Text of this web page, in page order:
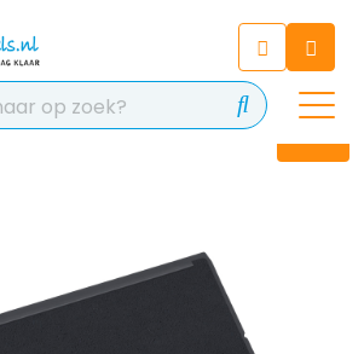
24/7 met onze chatbot
hulp